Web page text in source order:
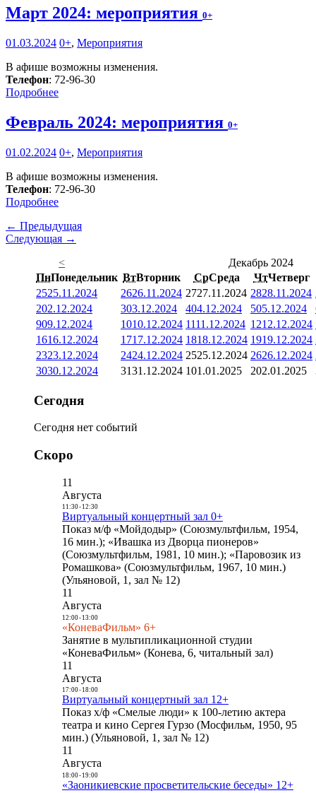
Март 2024: мероприятия 0+
01.03.2024 0+, Мероприятия
В афише возможны изменения.
Телефон: 72-96-30
Подробнее
Февраль 2024: мероприятия 0+
01.02.2024 0+, Мероприятия
В афише возможны изменения.
Телефон: 72-96-30
Подробнее
← Предыдущая
Следующая →
<
Декабрь 2024
ПнПонедельник ВтВторник СрСреда ЧтЧетверг
2525.11.2024 2626.11.2024 2727.11.2024 2828.11.2024
202.12.2024 303.12.2024 404.12.2024 505.12.2024
909.12.2024 1010.12.2024 1111.12.2024 1212.12.2024
1616.12.2024 1717.12.2024 1818.12.2024 1919.12.2024
2323.12.2024 2424.12.2024 2525.12.2024 2626.12.2024
3030.12.2024 3131.12.2024 101.01.2025 202.01.2025
Сегодня
Сегодня нет событий
Скоро
11
Августа
11:30- 12:30
Виртуальный концертный зал 0+
Показ м/ф «Мойдодыр» (Союзмультфильм, 1954,
16 мин.); «Ивашка из Дворца пионеров»
(Союзмультфильм, 1981, 10 мин.); «Паровозик из
Ромашкова» (Союзмультфильм, 1967, 10 мин.)
(Ульяновой, 1, зал № 12)
11
Августа
12:00- 13:00
«КоневаФильм» 6+
Занятие в мультипликационной студии
«КоневаФильм» (Конева, 6, читальный зал)
11
Августа
17:00- 18:00
Виртуальный концертный зал 12+
Показ х/ф «Смелые люди» к 100-летию актера
театра и кино Сергея Гурзо (Мосфильм, 1950, 95
мин.) (Ульяновой, 1, зал № 12)
11
Августа
18:00- 19:00
«Заоникиевские просветительские беседы» 12+